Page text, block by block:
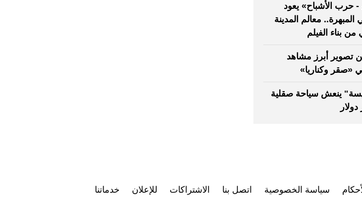
- حرب الأشباح» يعود
معالم المدينة
بناء الفيلم
تصوير أبرز مشاهد
«صقر وكناريا»
ينعش سياحة صقلية
سياسة الخصوصية اتصل بنا الاشتراكات للإعلان خدماتنا